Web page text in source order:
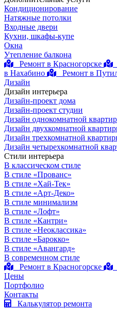
Кондиционирование
Натяжные потолки
Входные двери
Кухни, шкафы-купе
Окна
Утепление балкона
Ремонт в Красногорске
в Нахабино
Ремонт в
Дизайн
Дизайн интерьера
Дизайн-проект дома
Дизайн-проект студии
Дизайн однокомнатной
Дизайн двухкомнатной
Дизайн трехкомнатной
Дизайн четырехкомнатной
Стили интерьера
В классическом стиле
В стиле «Прованс»
В стиле «Хай-Тек»
В стиле «Арт-Деко»
В стиле минимализм
В стиле «Лофт»
В стиле «Кантри»
В стиле «Неоклассика»
В стиле «Барокко»
В стиле «Авангард»
В современном стиле
Ремонт в Красногорске
Цены
Портфолио
Контакты
Калькулятор ремонта